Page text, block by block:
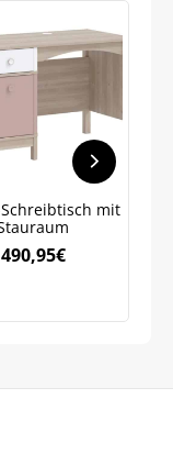
mit
490,95€
über